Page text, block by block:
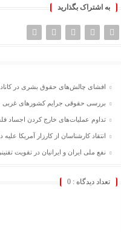
به اشتراک بگذارید
افشای چالش‌های حقوق بشری در
بررسی حقوقی جرایم کشور‌های غربی
تداوم عملیات‌های خارج کردن اجساد
انتقاد کارشناسان از کارزار آمریکا
نفع ملی ایران و ایرانیان در تقویت
تعداد دیدگاه : 0